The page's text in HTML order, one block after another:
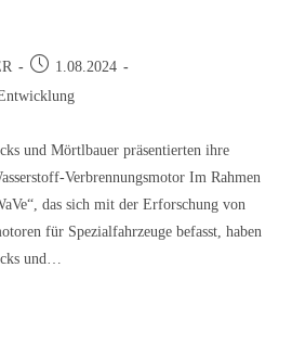
1.08.2024
und Mörtlbauer präsentierten ihre
Verbrennungsmotor Im Rahmen
das sich mit der Erforschung von
für Spezialfahrzeuge befasst, haben
und…